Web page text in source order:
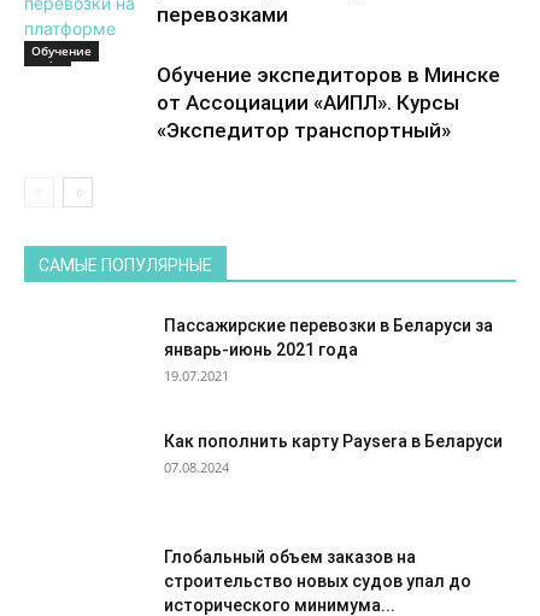
Море
перевозками
Обучение
Обучение экспедиторов в Минске
от Ассоциации «АИПЛ». Курсы
«Экспедитор транспортный»
САМЫЕ ПОПУЛЯРНЫЕ
Пассажирские перевозки в Беларуси за
январь-июнь 2021 года
19.07.2021
Как пополнить карту Paysera в Беларуси
07.08.2024
Глобальный объем заказов на
строительство новых судов упал до
исторического минимума...